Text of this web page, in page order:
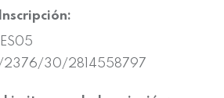
Inscripción:
ES05
30/2814558797